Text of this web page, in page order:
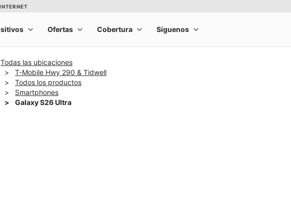
Todas las ubicaciones
T-Mobile Hwy 290 & Tidwell
Todos los productos
Smartphones
Galaxy S26 Ultra